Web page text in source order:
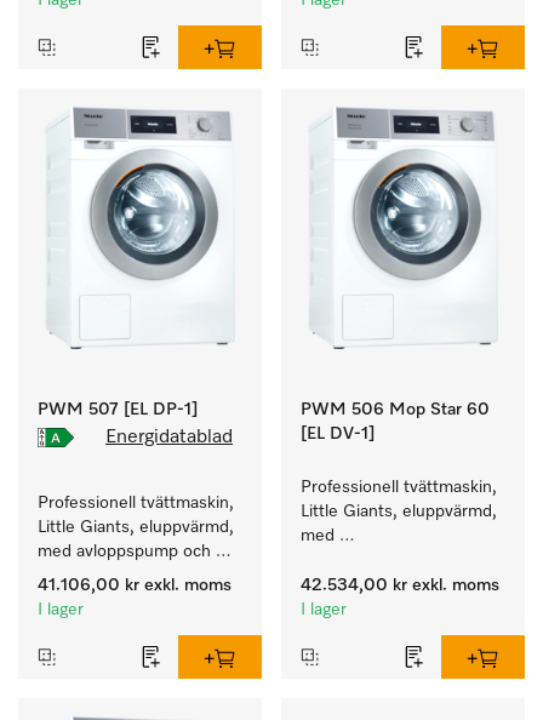
PWM 507 [EL DP-1]
Energidatablad
Professionell tvättmaskin,
Little Giants, eluppvärmd,
med avloppspump och
målgruppsspecifika
program. Prestanda 7 kg i
desinfektionsprogram för
41.106,00 kr exkl. moms
I lager
PWM 506 Mop Star 60
[EL DV-1]
Professionell tvättmaskin,
Little Giants, eluppvärmd,
med
kraven i Facility
Management. Tvättmängd
42.534,00 kr exkl. moms
I lager